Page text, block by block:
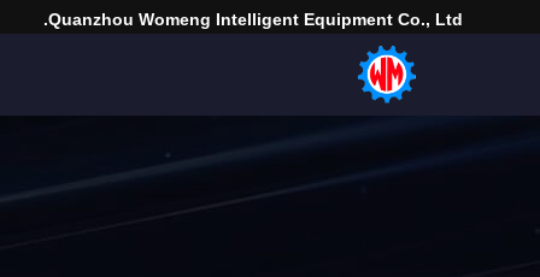
Quanzhou Womeng Intelligent Equipment Co., Ltd.